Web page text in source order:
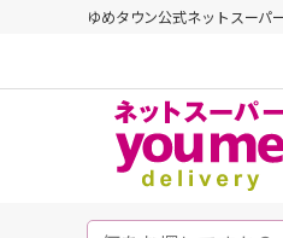
ゆめタウン公式ネットスーパ